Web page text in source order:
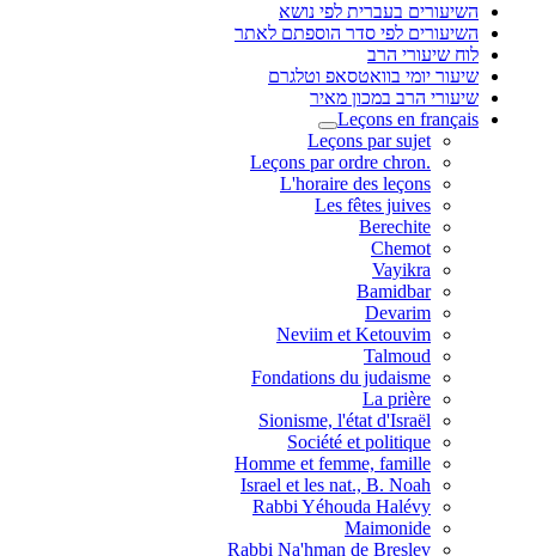
השיעורים בעברית לפי נושא
השיעורים לפי סדר הוספתם לאתר
לוח שיעורי הרב
שיעור יומי בוואטסאפ וטלגרם
שיעורי הרב במכון מאיר
Leçons en français
Leçons par sujet
.Leçons par ordre chron
L'horaire des leçons
Les fêtes juives
Berechite
Chemot
Vayikra
Bamidbar
Devarim
Neviim et Ketouvim
Talmoud
Fondations du judaisme
La prière
Sionisme, l'état d'Israël
Société et politique
Homme et femme, famille
Israel et les nat., B. Noah
Rabbi Yéhouda Halévy
Maimonide
Rabbi Na'hman de Breslev